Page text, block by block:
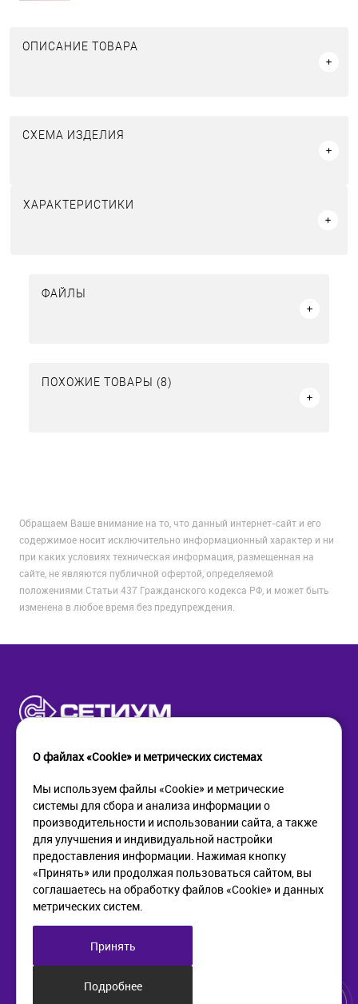
ОПИСАНИЕ ТОВАРА
СХЕМА ИЗДЕЛИЯ
ХАРАКТЕРИСТИКИ
ФАЙЛЫ
ПОХОЖИЕ ТОВАРЫ (8)
Обращаем Ваше внимание на то, что данный интернет-сайт и его
содержимое носит исключительно информационный характер и ни
при каких условиях техническая информация, размещенная на
сайте, не являются публичной офертой, определяемой
положениями Статьи 437 Гражданского кодекса РФ, и может быть
изменена в любое время без предупреждения.
КОМПАНИЯ
О компании
Новости
Контакты
ПОМОЩЬ
Как купить
Доставка
Возврат
ИНФОРМАЦИЯ
Политика в отношении
обработки персональных
web@setium.ru
Малый пр. П.С., д 84-86
О файлах «Cookie» и метрических системах
Мы используем файлы «Cookie» и метрические
системы для сбора и анализа информации о
производительности и использовании сайта, а также
для улучшения и индивидуальной настройки
предоставления информации. Нажимая кнопку
«Принять» или продолжая пользоваться сайтом, вы
соглашаетесь на обработку файлов «Cookie» и данных
метрических систем.
Принять
Подробнее